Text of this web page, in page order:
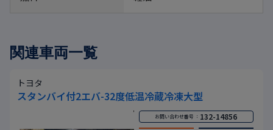
関連車両一覧
トヨタ
スタンバイ付2エバ-32度低温冷蔵冷凍大型
お問い合わせ番号 ： 132-14856